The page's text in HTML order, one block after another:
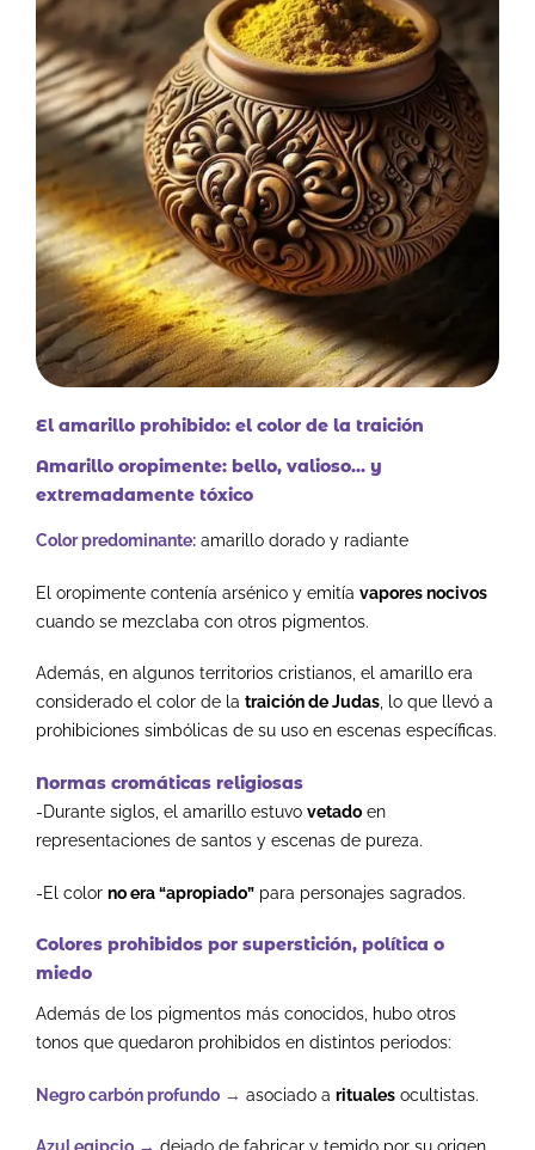
El amarillo prohibido: el color de la traición
Amarillo oropimente: bello, valioso… y
extremadamente tóxico
Color predominante: amarillo dorado y radiante
El oropimente contenía arsénico y emitía vapores nocivos
cuando se mezclaba con otros pigmentos.
Además, en algunos territorios cristianos, el amarillo era
considerado el color de la traición de Judas, lo que llevó a
prohibiciones simbólicas de su uso en escenas específicas.
Normas cromáticas religiosas
-Durante siglos, el amarillo estuvo vetado en
representaciones de santos y escenas de pureza.
-El color no era “apropiado” para personajes sagrados.
Colores prohibidos por superstición, política o
miedo
Además de los pigmentos más conocidos, hubo otros
tonos que quedaron prohibidos en distintos periodos:
Negro carbón profundo → asociado a rituales ocultistas.